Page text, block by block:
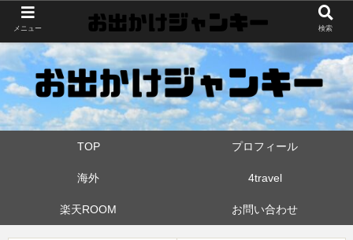
世界中・日本中を旅したおでかけ狂なパパが埼玉県と近県の公園やお出かけス
ポットを攻めています！たまに登山も
TOP プロフィール
海外 4travel
楽天ROOM お問い合わせ
メニュー 検索